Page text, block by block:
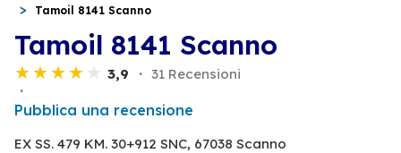
Tamoil 8141 Scanno
Tamoil 8141 Scanno
3,9 31 Recensioni
Pubblica una recensione
EX SS. 479 KM. 30+912 SNC, 67038 Scanno